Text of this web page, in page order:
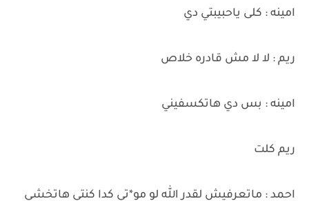
امينه : كلى ياحبيبتي دي
ريم : لا لا مش قادره خلاص
امينه : بس دي هاتكسفيني
ريم كلت
احمد : ماتعرفيش لقدر الله لو مو*تي كدا كنتي هاتخشي